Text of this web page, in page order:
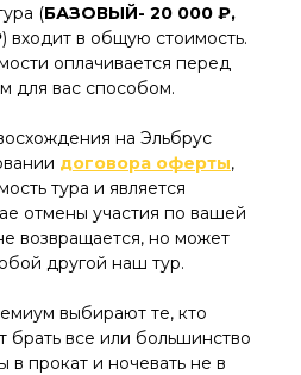
(БАЗОВЫЙ- 20 000 ₽,
) входит в общую стоимость.
оплачивается перед
для вас способом.
на Эльбрус
договора оферты,
тура и является
отмены участия по вашей
возвращается, но может
другой наш тур.
выбирают те, кто
брать все или большинство
прокат и ночевать не в